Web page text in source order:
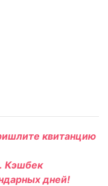
квитанцию
Кэшбек
дней!